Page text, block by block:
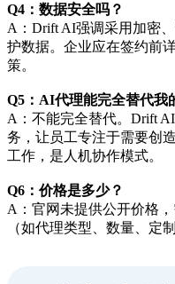
Q4：数据安全吗？
A：Drift AI强调采用加密
护数据。企业应在签约前
策。
Q5：AI代理能完全替代我
A：不能完全替代。Drift
务，让员工专注于需要创
工作，是人机协作模式。
Q6：价格是多少？
A：官网未提供公开价格
（如代理类型、数量、定